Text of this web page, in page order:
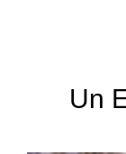
Un